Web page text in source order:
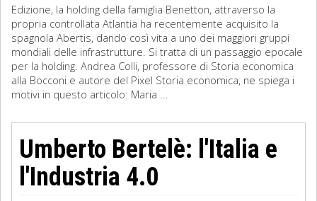
Edizione, la holding della famiglia Benetton, attraverso la
propria controllata Atlantia ha recentemente acquisito la
spagnola Abertis, dando così vita a uno dei maggiori gruppi
mondiali delle infrastrutture. Si tratta di un passaggio epocale
per la holding. Andrea Colli, professore di Storia economica
alla Bocconi e autore del Pixel Storia economica, ne spiega i
motivi in questo articolo: Maria ...
Umberto Bertelè: l'Italia e
l'Industria 4.0